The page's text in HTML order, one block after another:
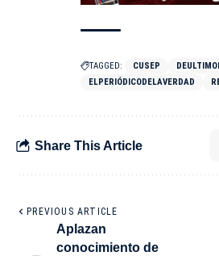
TAGGED: CUSEP
ELPERIÓDICODELAVERDAD
Share This Article
PREVIOUS ARTICLE
Aplazan
conocimiento de